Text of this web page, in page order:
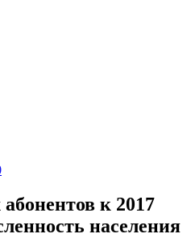
к 2017
населения